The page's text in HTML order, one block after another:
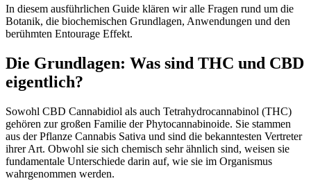
In diesem ausführlichen Guide klären wir alle Fragen rund um die
Botanik, die biochemischen Grundlagen, Anwendungen und den
berühmten Entourage Effekt.
Die Grundlagen: Was sind THC und CBD
eigentlich?
Sowohl CBD Cannabidiol als auch Tetrahydrocannabinol (THC)
gehören zur großen Familie der Phytocannabinoide. Sie stammen
aus der Pflanze Cannabis Sativa und sind die bekanntesten Vertreter
ihrer Art. Obwohl sie sich chemisch sehr ähnlich sind, weisen sie
fundamentale Unterschiede darin auf, wie sie im Organismus
wahrgenommen werden.